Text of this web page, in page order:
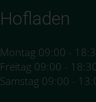
Hofladen
Montag 09:00 -
Freitag 09:00 -
Samstag 09:00 -